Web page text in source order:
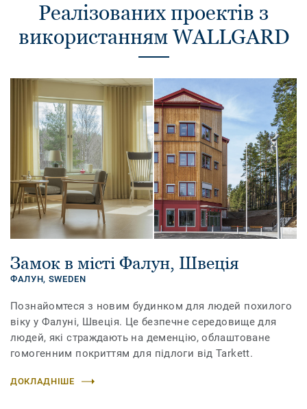
Реалізованих проектів з
використанням WALLGARD
Замок в місті Фалун, Швеція
ФАЛУН, SWEDEN
Познайомтеся з новим будинком для людей похилого
віку у Фалуні, Швеція. Це безпечне середовище для
людей, які страждають на деменцію, облаштоване
гомогенним покриттям для підлоги від Tarkett.
ДОКЛАДНІШЕ